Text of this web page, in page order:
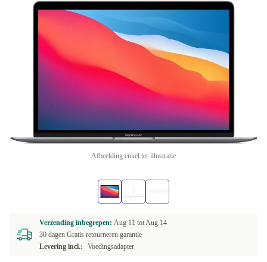
Afbeelding enkel ter illustratie
Verzending inbegrepen: Aug 11 totAug 14
30 dagen Gratis retourneren garantie
Levering incl.:
Voedingsadapter